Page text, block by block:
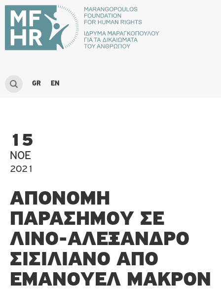
GR EN
15
ΝΟΈ
2021
ΑΠΟΝΟΜΉ
ΠΑΡΑΣΉΜΟΥ ΣΕ
ΛΊΝΟ-ΑΛΈΞΑΝΔΡΟ
ΣΙΣΙΛΙΆΝΟ ΑΠΌ
ΕΜΑΝΟΥΈΛ ΜΑΚΡΌΝ